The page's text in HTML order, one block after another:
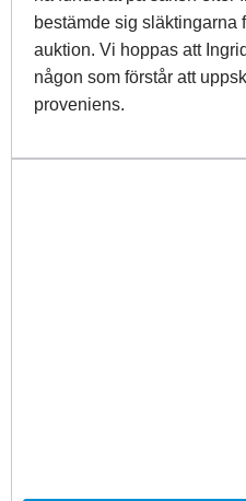
bestämde sig släktingarna
auktion. Vi hoppas att
någon som förstår att
proveniens.